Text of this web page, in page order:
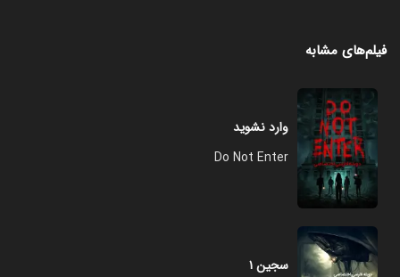
فیلم‌های مشابه
وارد نشوید
Do Not Enter
سجین ۱